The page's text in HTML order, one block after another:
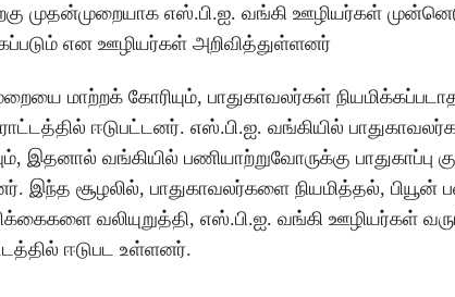
முதன்முறையாக எஸ்.பி.ஐ. வங்கி ஊழியர்கள்
என ஊழியர்கள் அறிவித்துள்ளனர்
மாற்றக் கோரியும், பாதுகாவலர்கள்
ஈடுபட்டனர். எஸ்.பி.ஐ. வங்கியில்
இதனால் வங்கியில் பணியாற்றுவோருக்கு
இந்த சூழலில், பாதுகாவலர்களை நியமித்தல், பியூன்
வலியுறுத்தி, எஸ்.பி.ஐ. வங்கி ஊழியர்கள்
ஈடுபட உள்ளனர்.